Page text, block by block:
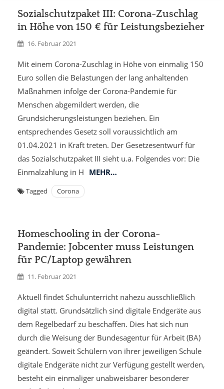
Sozialschutzpaket III: Corona-Zuschlag
in Höhe von 150 € für Leistungsbezieher
16. Februar 2021
Mit einem Corona-Zuschlag in Höhe von einmalig 150
Euro sollen die Belastungen der lang anhaltenden
Maßnahmen infolge der Corona-Pandemie für
Menschen abgemildert werden, die
Grundsicherungsleistungen beziehen. Ein
entsprechendes Gesetz soll voraussichtlich am
01.04.2021 in Kraft treten. Der Gesetzesentwurf für
das Sozialschutzpaket III sieht u.a. Folgendes vor: Die
Einmalzahlung in H MEHR…
Tagged Corona
Homeschooling in der Corona-
Pandemie: Jobcenter muss Leistungen
für PC/Laptop gewähren
11. Februar 2021
Aktuell findet Schulunterricht nahezu ausschließlich
digital statt. Grundsätzlich sind digitale Endgeräte aus
dem Regelbedarf zu beschaffen. Dies hat sich nun
durch die Weisung der Bundesagentur für Arbeit (BA)
geändert. Soweit Schülern von ihrer jeweiligen Schule
digitale Endgeräte nicht zur Verfügung gestellt werden,
besteht ein einmaliger unabweisbarer besonderer